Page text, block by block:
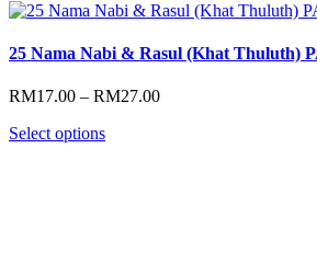
25 Nama Nabi & Rasul (Khat Thuluth)
RM17.00 – RM27.00Price
Select options